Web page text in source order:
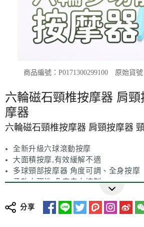
商品編號：P0171300299100 原始貨
六輪磁石頸椎按摩器 肩
摩器
六輪磁石頸椎按摩器 肩頸按摩器
全新升級六球滾動按摩
大面積按摩,有效緩解不適
多球頸部按摩器 角度可調、全身按摩
柔軟大彈性 角度自由控制
環保材質 真材實料
可拆易洗
分享